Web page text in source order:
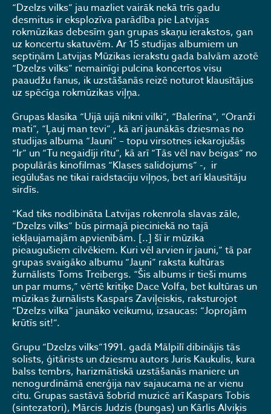
“Dzelzs vilks” jau mazliet vairāk nekā trīs gadu
desmitus ir eksplozīva parādība pie Latvijas
rokmūzikas debesīm gan grupas skaņu ierakstos, gan
uz koncertu skatuvēm. Ar 15 studijas albumiem un
septiņām Latvijas Mūzikas ierakstu gada balvām azotē
“Dzelzs vilks” nemainīgi pulcina koncertos visu
paaudžu fanus, ik uzstāšanās reizē noturot klausītājus
uz spēcīga rokmūzikas viļņa.
Grupas klasika “Uijā uijā nikni vilki”, “Balerīna”, “Oranži
mati”, “Ļauj man tevi” , kā arī jaunākās dziesmas no
studijas albuma “Jauni” – topu virsotnes iekarojušās
“Ir” un “Tu negaidīji rītu”, kā arī “Tās vēl nav beigas” no
populārās kinofilmas “Klases salidojums” -, ir
iegūlušas ne tikai raidstaciju viļņos, bet arī klausītāju
sirdīs.
“Kad tiks nodibināta Latvijas rokenrola slavas zāle,
“Dzelzs vilks” būs pirmajā pieciniekā no tajā
iekļaujamajām apvienībām. [..] šī ir mūzika
pieaugušiem cilvēkiem. Kuri vēl arvien ir jauni,” tā par
grupas svaigāko albumu “Jauni” raksta kultūras
žurnālists Toms Treibergs. “Šis albums ir tieši mums
un par mums,” vērtē kritiķe Dace Volfa, bet kultūras un
mūzikas žurnālists Kaspars Zaviļeiskis, raksturojot
“Dzelzs vilka” jaunāko veikumu, izsaucas: “Joprojām
krūtīs sit!”.
Grupu “Dzelzs vilks”1991. gadā Mālpilī dibinājis tās
solists, ģitārists un dziesmu autors Juris Kaukulis, kura
balss tembrs, harizmātiskā uzstāšanās maniere un
nenogurdināmā enerģija nav sajaucama ne ar vienu
citu. Grupas sastāvā šobrīd muzicē arī Kaspars Tobis
(sintezatori), Mārcis Judzis (bungas) un Kārlis Alviķis